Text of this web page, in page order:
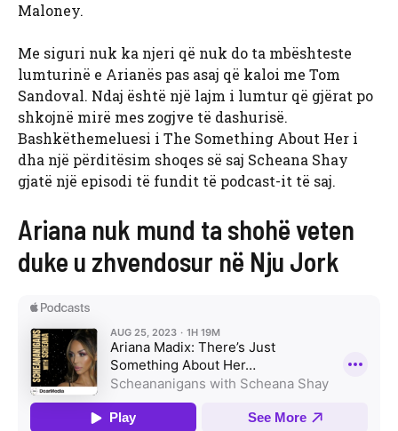
Maloney.
Me siguri nuk ka njeri që nuk do ta mbështeste
lumturinë e Arianës pas asaj që kaloi me Tom
Sandoval. Ndaj është një lajm i lumtur që gjërat po
shkojnë mirë mes zogjve të dashurisë.
Bashkëthemeluesi i The Something About Her i
dha një përditësim shoqes së saj Scheana Shay
gjatë një episodi të fundit të podcast-it të saj.
Ariana nuk mund ta shohë veten
duke u zhvendosur në Nju Jork